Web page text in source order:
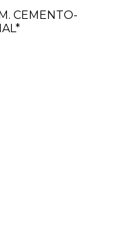
CEMENTO-